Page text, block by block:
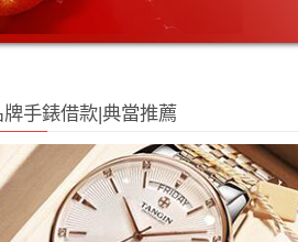
手錶借款|典當推薦